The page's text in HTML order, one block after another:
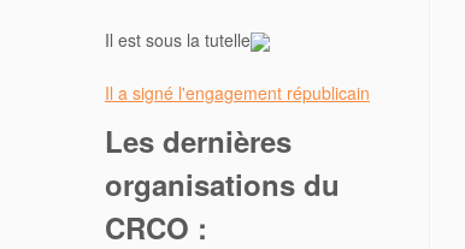
Il est sous la tutelle
Il a signé l'engagement républicain
Les dernières
organisations du
CRCO :